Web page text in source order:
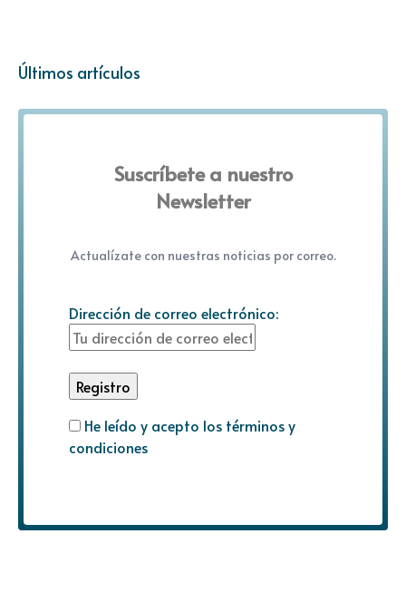
Últimos artículos
Suscríbete a nuestro
Newsletter
Actualízate con nuestras noticias por correo.
Dirección de correo electrónico:
He leído y acepto los términos y
condiciones